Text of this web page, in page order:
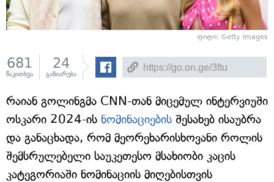
ფოტო: Getty Images
681
წაკითხვა
24
გაზიარება
რაიან გოლინგმა CNN-თან მიცემულ ინტერვიუში
ოსკარი 2024-ის ნომინაციების შესახებ ისაუბრა
და განაცხადა, რომ მეორეხარისხოვანი როლის
შემსრულებელი საუკეთესო მსახიობი კაცის
კატეგორიაში ნომინაციის მიღებისთვის